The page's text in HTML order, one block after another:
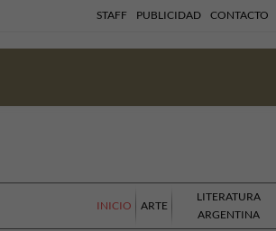
STAFF PUBLICIDAD CONTACTO
INICIO ARTE
LITERATURA
ARGENTINA